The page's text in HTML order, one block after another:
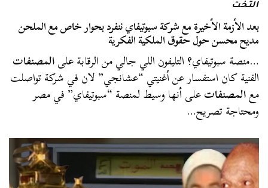
التخت
بعد الأزمة الأخيرة مع شركة سبوتيفاي ننفرد بحوار خاص مع الملحن
مديح محسن حول حقوق الملكية الفكرية
…منصة سبوتيفاي؟ التليفون اللي جالي من الرقابة علىالمصنفات
الفنية كان استفسار عن أغنيتي “عشانجي” لان في شركة تواصلت
معالمصنفاتعلى أنها وسيط لمنصة “سبوتيفاي” في مصر
ومحتاجة تصريح…